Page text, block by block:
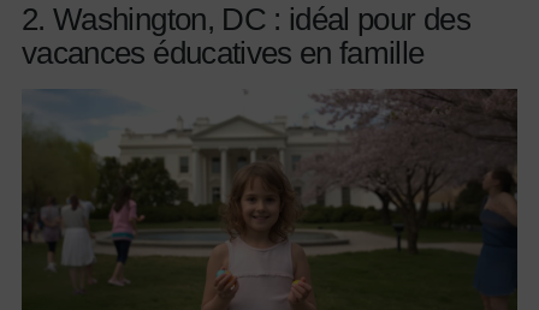
2. Washington, DC : idéal pour des
vacances éducatives en famille